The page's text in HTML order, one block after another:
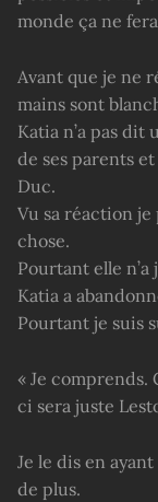
monde ça ne
Avant que je ne
mains sont
Katia n’a pas
de ses parents
Duc.
Vu sa réaction je
chose.
Pourtant elle n’a
Katia a
Pourtant je suis
« Je comprends.
ci sera juste
Je le dis en
de plus.